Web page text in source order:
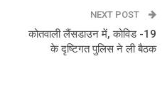
NEXT POST
कोतवाली लैंसडाउन में, कोविड -19
के दृष्टिगत पुलिस ने ली बैठक